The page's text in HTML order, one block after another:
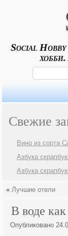
Social Hobby
Свежие
Вино из сорта
Азбука
Азбука
«Лучшие отели
В воде
Опубликовано